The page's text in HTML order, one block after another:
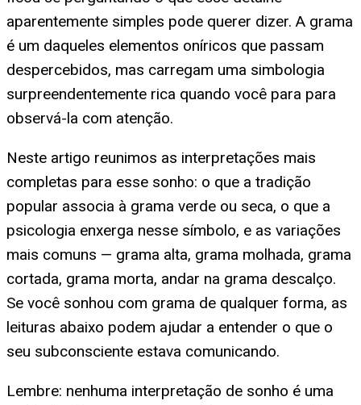
aparentemente simples pode querer dizer. A grama
é um daqueles elementos oníricos que passam
despercebidos, mas carregam uma simbologia
surpreendentemente rica quando você para para
observá-la com atenção.
Neste artigo reunimos as interpretações mais
completas para esse sonho: o que a tradição
popular associa à grama verde ou seca, o que a
psicologia enxerga nesse símbolo, e as variações
mais comuns — grama alta, grama molhada, grama
cortada, grama morta, andar na grama descalço.
Se você sonhou com grama de qualquer forma, as
leituras abaixo podem ajudar a entender o que o
seu subconsciente estava comunicando.
Lembre: nenhuma interpretação de sonho é uma